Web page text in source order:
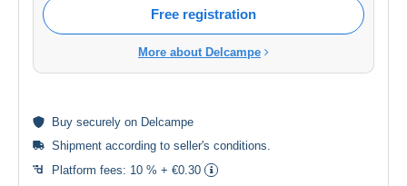
Free registration
More about Delcampe
Buy securely on Delcampe
Shipment according to seller's conditions
Platform fees: 10 % + €0.30